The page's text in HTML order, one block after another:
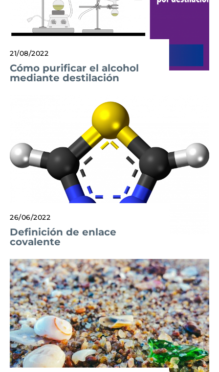
21/08/2022
Cómo purificar el alcohol
mediante destilación
26/06/2022
Definición de enlace
covalente